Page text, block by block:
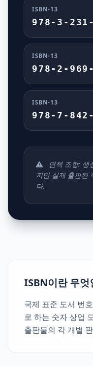
ISBN-13
978-3-
ISBN-13
978-2-
ISBN-13
978-7-
면책 조항: 생
지만 실제 출판된
다.
ISBN이란 무엇
국제 표준 도서 번
로 하는 숫자 상업
출판물의 각 개별